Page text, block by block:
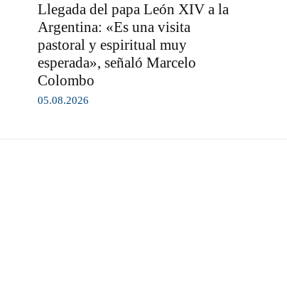
Llegada del papa León XIV a la
Argentina: «Es una visita
pastoral y espiritual muy
esperada», señaló Marcelo
Colombo
05.08.2026